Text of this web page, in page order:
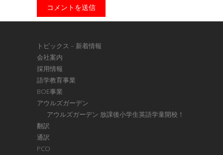
トピックス – 新着情報
会社案内
採用情報
語学教育事業
BOE事業
アウルズガーデン
アウルズガーデン 放課後小学生英語学童開校！
翻訳
通訳
PCO